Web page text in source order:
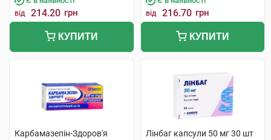
від 214.20 грн
КУПИТИ
від 216.70 грн
КУПИТИ
Карбамазепін-Здоров'я
Лінбаг капсули 50 мг 30 шт